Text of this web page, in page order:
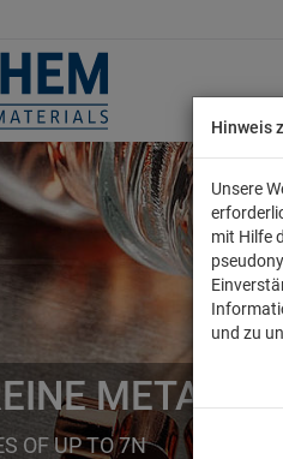
METALLE
OF UP TO 7N
Hinweis
Unsere
mit Hilfe
und zu